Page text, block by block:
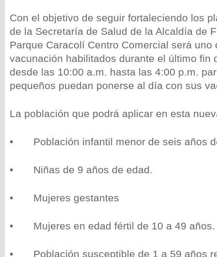
Con el objetivo de seguir fortaleciendo los
de la Secretaría de Salud de la Alcaldía de
Parque Caracolí Centro Comercial será uno
vacunación habilitados durante el último fin
desde las 10:00 a.m. hasta las 4:00 p.m.
pequeños puedan ponerse al día con sus
La población que podrá aplicar en esta
• Población infantil menor de seis años
• Niñas de 9 años de edad.
• Mujeres gestantes
• Mujeres en edad fértil de 10 a 49 años.
• Población susceptible de 1 a 59 años